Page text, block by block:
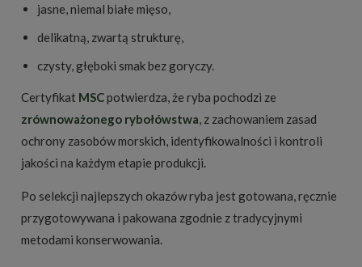
jasne, niemal białe mięso,
delikatną, zwartą strukturę,
czysty, głęboki smak bez goryczy.
Certyfikat MSCpotwierdza, że ryba pochodzi ze
zrównoważonego rybołówstwa, z zachowaniem zasad
ochrony zasobów morskich, identyfikowalności i kontroli
jakości na każdym etapie produkcji.
Po selekcji najlepszych okazów ryba jest gotowana, ręcznie
przygotowywana i pakowana zgodnie z tradycyjnymi
metodami konserwowania.